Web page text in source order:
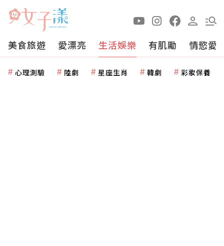
美食旅遊 愛漂亮 生活娛樂 有肌勵 情慾愛
心理測驗 陸劇 星座生肖 韓劇 彩妝保養